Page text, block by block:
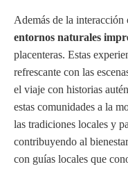
Además de la interacción
entornos naturales
placenteras. Estas
refrescante con las
el viaje con historias
estas comunidades a la
las tradiciones locales y
contribuyendo al
con guías locales que